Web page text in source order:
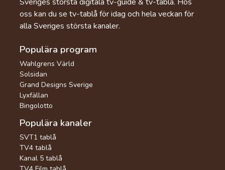
oss kan du se tv-tablå för idag och hela veckan för
alla Sveriges största kanaler.
Populära program
Wahlgrens Värld
Solsidan
Grand Designs Sverige
Lyxfällan
Bingolotto
Populära kanaler
SVT1 tablå
TV4 tablå
Kanal 5 tablå